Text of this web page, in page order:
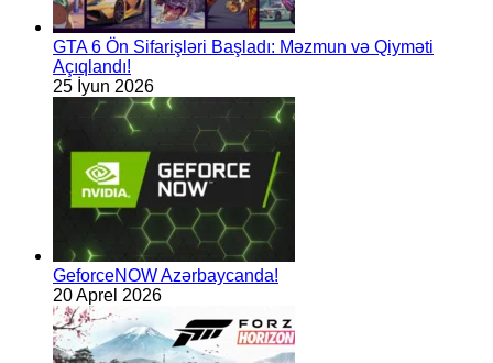
GTA 6 Ön Sifarişləri Başladı: Məzmun və Qiyməti
Açıqlandı!
25 İyun 2026
GeforceNOW Azərbaycanda!
20 Aprel 2026